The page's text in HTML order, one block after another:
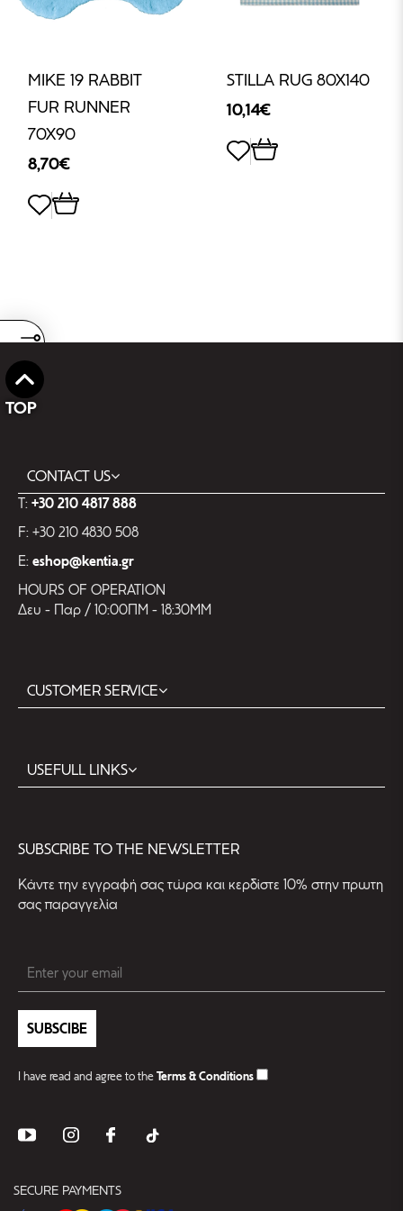
€
MIKE 19 RABBIT
FUR RUNNER
70X90
8,70€
STILLA RUG 80X140
10,14€
TOP
CONTACT US
T: +30 210 4817 888
F: +30 210 4830 508
E: eshop@kentia.gr
HOURS OF OPERATION
Δευ - Παρ / 10:00ΠΜ - 18:30ΜΜ
CUSTOMER SERVICE
USEFULL LINKS
SUBSCRIBE TO THE NEWSLETTER
Kάντε την εγγραφή σας τώρα και κερδίστε 10% στην πρωτη
σας παραγγελία
SUBSCIBE
I have read and agree to theTerms & Conditions
SECURE PAYMENTS